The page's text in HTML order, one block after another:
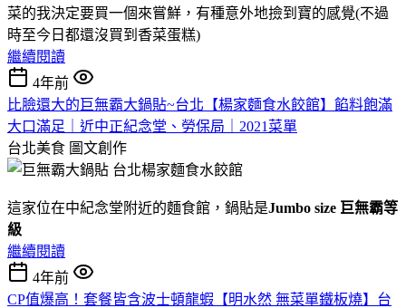
菜的我決定要買一個來嘗鮮，有種意外地撿到寶的感覺(不過
時至今日都還沒買到香菜蛋糕)
繼續閱讀
4年前
比臉還大的巨無霸大鍋貼~台北【楊家麵食水餃館】餡料飽滿
大口滿足｜近中正紀念堂、勞保局｜2021菜單
台北美食 圖文創作
這家位在中紀念堂附近的麵食館，鍋貼是Jumbo size 巨無霸等
級
繼續閱讀
4年前
CP值爆高！套餐皆含波士頓龍蝦【明水然 無菜單鐵板燒】台